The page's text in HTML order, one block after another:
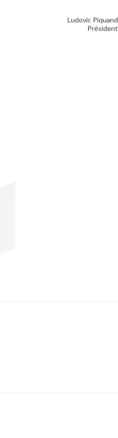
Ludovic Piquand
Président